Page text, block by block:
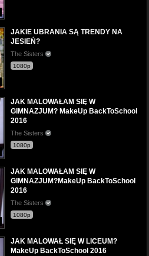
JAKIE UBRANIA SĄ TRENDY NA
JESIEŃ?
The Sisters
1080p
JAK MALOWAŁAM SIĘ W
GIMNAZJUM? MakeUp BackToSchool
2016
The Sisters
1080p
JAK MALOWAŁAM SIĘ W
GIMNAZJUM?MakeUp BackToSchool
2016
The Sisters
1080p
JAK MALOWAŁ SIĘ W LICEUM?
MakeUp BackToSchool 2016